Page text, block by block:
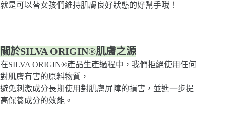
就是可以替女孩們維持肌膚良好狀態的好幫手哦！
關於SILVA ORIGIN®肌膚之源
在SILVA ORIGIN®產品生產過程中，我們拒絕使用任何
對肌膚有害的原料物質，
避免刺激成分長期使用對肌膚屏障的損害，並進一步提
高保養成分的效能。